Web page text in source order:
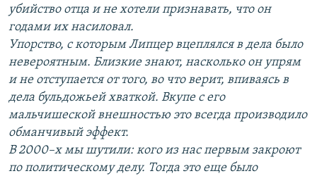
убийство отца и не хотели признавать, что он
годами их насиловал.
Упорство, с которым Липцер вцеплялся в дела было
невероятным. Близкие знают, насколько он упрям
и не отступается от того, во что верит, впиваясь в
дела бульдожьей хваткой. Вкупе с его
мальчишеской внешностью это всегда производило
обманчивый эффект.
В 2000–х мы шутили: кого из нас первым закроют
по политическому делу. Тогда это еще было